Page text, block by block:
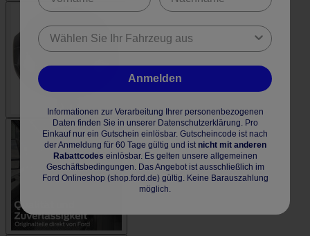
Anmelden
Informationen zur Verarbeitung Ihrer personenbezogenen
Daten finden Sie in unserer Datenschutzerklärung. Pro
Einkauf nur ein Gutschein einlösbar. Gutscheincode ist nach
der Anmeldung für 60 Tage gültig und ist nicht mit anderen
Rabattcodes einlösbar. Es gelten unsere allgemeinen
Geschäftsbedingungen. Das Angebot ist ausschließlich im
Ford Onlineshop (shop.ford.de) gültig. Keine Barauszahlung
möglich.